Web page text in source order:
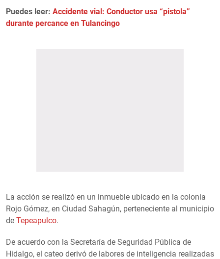
Puedes leer: Accidente vial: Conductor usa “pistola”
durante percance en Tulancingo
La acción se realizó en un inmueble ubicado en la colonia
Rojo Gómez, en Ciudad Sahagún, perteneciente al municipio
de Tepeapulco.
De acuerdo con la Secretaría de Seguridad Pública de
Hidalgo, el cateo derivó de labores de inteligencia realizadas